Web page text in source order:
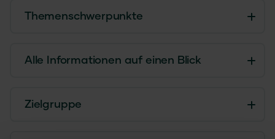
Themenschwerpunkte
Alle Informationen auf einen Blick
Zielgruppe